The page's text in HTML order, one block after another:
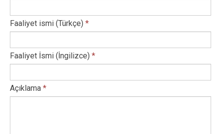
Faaliyet ismi (Türkçe) *
Faaliyet İsmi (İngilizce) *
Açıklama *